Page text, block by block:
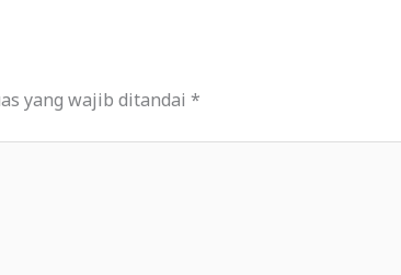
yang wajib ditandai *